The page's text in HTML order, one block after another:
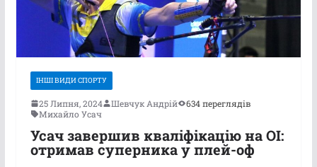
ІНШІ ВИДИ СПОРТУ
25 Липня, 2024 Шевчук Андрій
634 переглядів
Михайло Усач
Усач завершив кваліфікацію на ОІ:
отримав суперника у плей-оф